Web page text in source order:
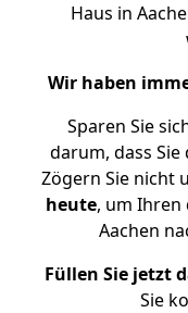
Haus in
Wir haben
Sparen Sie
darum, dass
Zögern Sie nicht
heute, um Ihren
Aachen
Füllen Sie jetzt
Sie